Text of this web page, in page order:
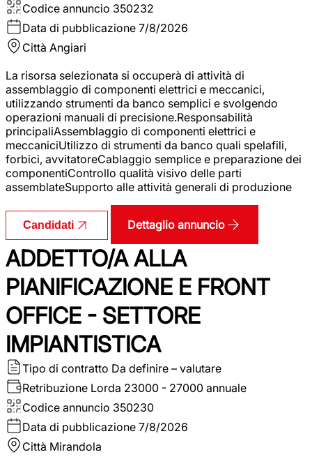
Codice annuncio 350232
Data di pubblicazione 7/8/2026
Città Angiari
La risorsa selezionata si occuperà di attività di
assemblaggio di componenti elettrici e meccanici,
utilizzando strumenti da banco semplici e svolgendo
operazioni manuali di precisione.Responsabilità
principaliAssemblaggio di componenti elettrici e
meccaniciUtilizzo di strumenti da banco quali spelafili,
forbici, avvitatoreCablaggio semplice e preparazione dei
componentiControllo qualità visivo delle parti
assemblateSupporto alle attività generali di produzione
Candidati Dettaglio annuncio
ADDETTO/A ALLA
PIANIFICAZIONE E FRONT
OFFICE - SETTORE
IMPIANTISTICA
Tipo di contratto Da definire – valutare
Retribuzione Lorda 23000 - 27000 annuale
Codice annuncio 350230
Data di pubblicazione 7/8/2026
Città Mirandola